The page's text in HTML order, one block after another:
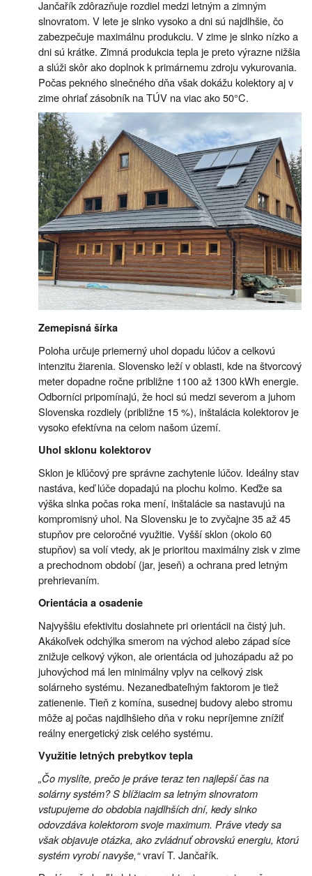
Jančařík zdôrazňuje rozdiel medzi letným a zimným
slnovratom. V lete je slnko vysoko a dni sú najdlhšie, čo
zabezpečuje maximálnu produkciu. V zime je slnko nízko a
dni sú krátke. Zimná produkcia tepla je preto výrazne nižšia
a slúži skôr ako doplnok k primárnemu zdroju vykurovania.
Počas pekného slnečného dňa však dokážu kolektory aj v
zime ohriať zásobník na TÚV na viac ako 50°C.
Zemepisná šírka
Poloha určuje priemerný uhol dopadu lúčov a celkovú
intenzitu žiarenia. Slovensko leží v oblasti, kde na štvorcový
meter dopadne ročne približne 1100 až 1300 kWh energie.
Odborníci pripomínajú, že hoci sú medzi severom a juhom
Slovenska rozdiely (približne 15 %), inštalácia kolektorov je
vysoko efektívna na celom našom území.
Uhol sklonu kolektorov
Sklon je kľúčový pre správne zachytenie lúčov. Ideálny stav
nastáva, keď lúče dopadajú na plochu kolmo. Keďže sa
výška slnka počas roka mení, inštalácie sa nastavujú na
kompromisný uhol. Na Slovensku je to zvyčajne 35 až 45
stupňov pre celoročné využitie. Vyšší sklon (okolo 60
stupňov) sa volí vtedy, ak je prioritou maximálny zisk v zime
a prechodnom období (jar, jeseň) a ochrana pred letným
prehrievaním.
Orientácia a osadenie
Najvyššiu efektivitu dosiahnete pri orientácii na čistý juh.
Akákoľvek odchýlka smerom na východ alebo západ síce
znižuje celkový výkon, ale orientácia od juhozápadu až po
juhovýchod má len minimálny vplyv na celkový zisk
solárneho systému. Nezanedbateľným faktorom je tiež
zatienenie. Tieň z komína, susednej budovy alebo stromu
môže aj počas najdlhšieho dňa v roku nepríjemne znížiť
reálny energetický zisk celého systému.
Využitie letných prebytkov tepla
„Čo myslíte, prečo je práve teraz ten najlepší čas na
solárny systém? S blížiacim sa letným slnovratom
vstupujeme do obdobia najdlhších dní, kedy slnko
odovzdáva kolektorom svoje maximum. Práve vtedy sa
však objavuje otázka, ako zvládnuť obrovskú energiu, ktorú
systém vyrobí navyše,“vraví T. Jančařík.